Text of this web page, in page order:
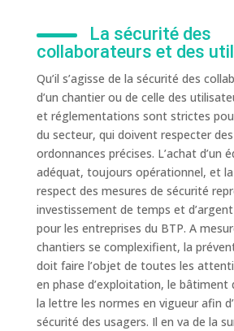
La sécurité des
collaborateurs et des
Qu’il s’agisse de la sécurité des
d’un chantier ou de celle des
et réglementations sont strictes
du secteur, qui doivent respecter
ordonnances précises. L’achat d’un
adéquat, toujours opérationnel, et
respect des mesures de sécurité
investissement de temps et
pour les entreprises du BTP. A
chantiers se complexifient, la
doit faire l’objet de toutes les
en phase d’exploitation, le bâtiment
la lettre les normes en vigueur afin
sécurité des usagers. Il en va de la